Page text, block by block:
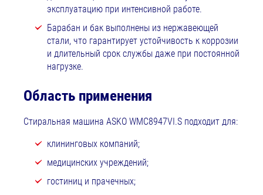
эксплуатацию при интенсивной работе.
Барабан и бак выполнены из нержавеющей
стали, что гарантирует устойчивость к коррозии
и длительный срок службы даже при постоянной
нагрузке.
Область применения
Стиральная машина ASKO WMC8947VI.S подходит для:
клининговых компаний;
медицинских учреждений;
гостиниц и прачечных;